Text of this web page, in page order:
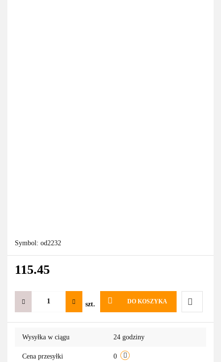
Symbol: od2232
115.45
szt. DO KOSZYKA
Do
Wysyłka w ciągu 24 godziny
Cena przesyłki 0